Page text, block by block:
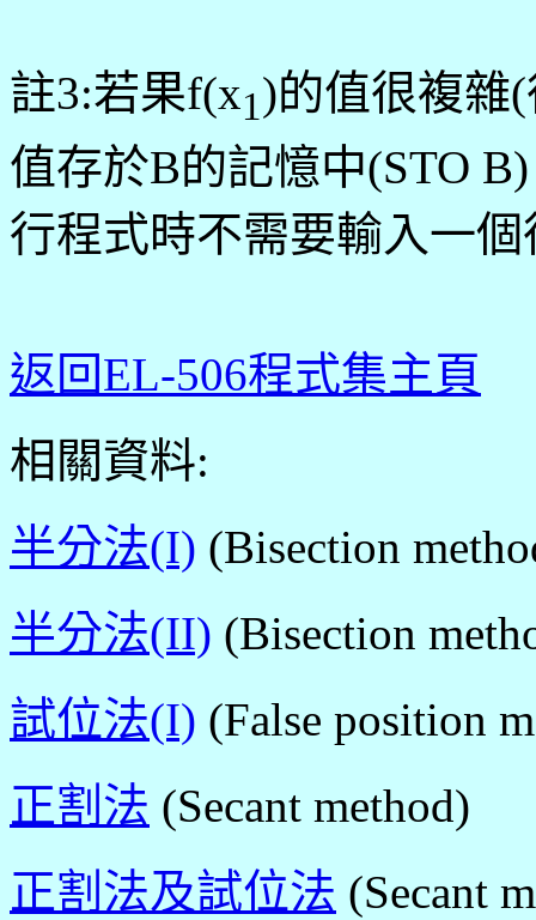
註3:若果f(x1)的值很複雜
值存於B的記憶中(STO
行程式時不需要輸入一
返回EL-506程式集主頁
相關資料:
半分法(I) (Bisection
半分法(II) (Bisection
試位法(I) (False position
正割法 (Secant method)
正割法及試位法 (Secant